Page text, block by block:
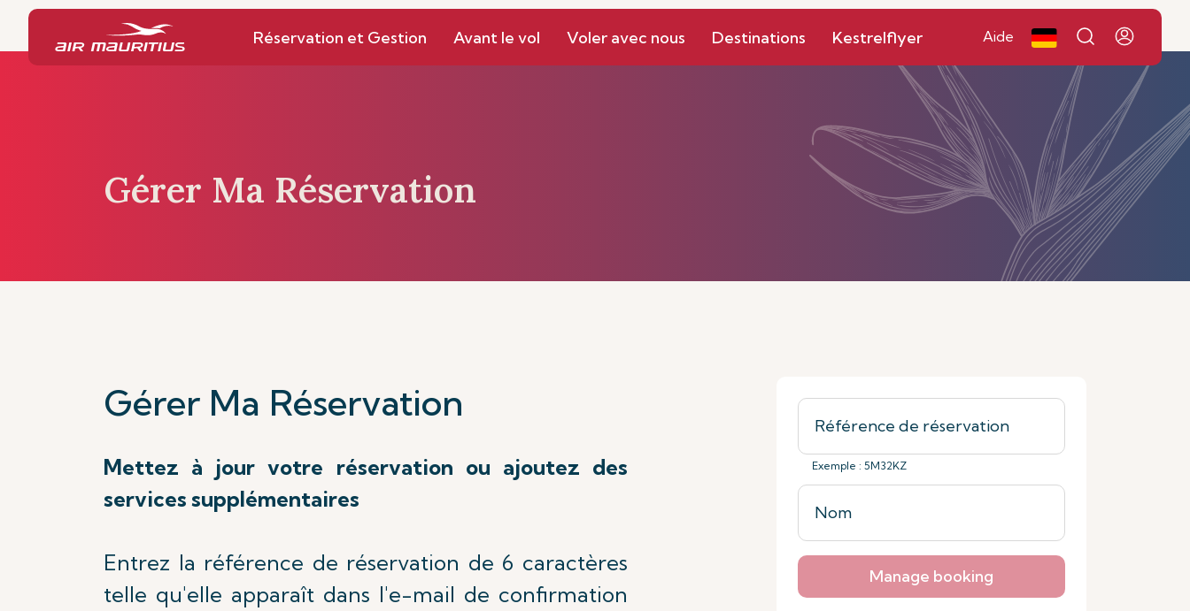
Réservation et Gestion Avant le vol Voler avec nous Destinations Kestrelflyer Aide
Page d’accueil
Gérer Ma Réservation
Gérer Ma Réservation
Mettez à jour votre réservation ou ajoutez des
services supplémentaires
Entrez la référence de réservation de 6 caractères
telle qu'elle apparaît dans l'e-mail de confirmation
Exemple : 5M32KZ
Manage booking